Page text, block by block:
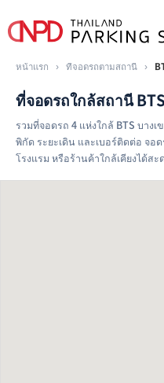
หน้าแรก › ที่จอดรถตามสถานี ›
ที่จอดรถใกล้สถานี
รวมที่จอดรถ 4 แห่งใกล้ BTS บาง
พิกัด ระยะเดิน และเบอร์ติดต่อ จ
โรงแรม หรือร้านค้าใกล้เคียงได้สะ